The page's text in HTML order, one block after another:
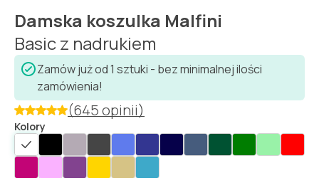
Damska koszulka Malfini
Basic z nadrukiem
Zamów już od 1 sztuki - bez minimalnej ilości
zamówienia!
(645 opinii)
Kolory